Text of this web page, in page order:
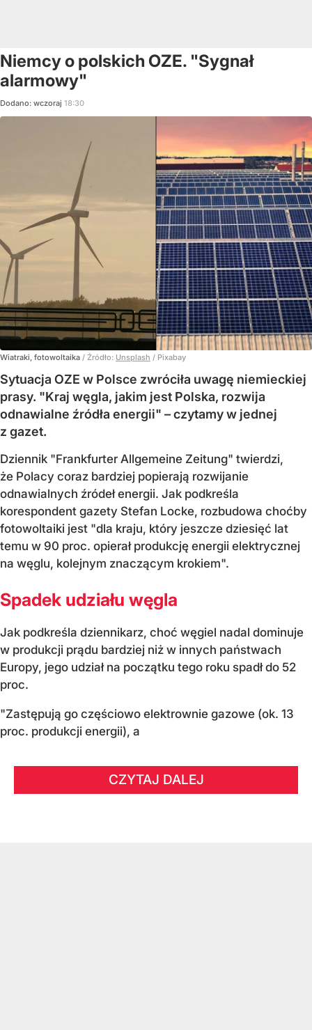
Niemcy o polskich OZE. "Sygnał
alarmowy"
Dodano: wczoraj 18:30
Wiatraki, fotowoltaika / Źródło: Unsplash / Pixabay
Sytuacja OZE w Polsce zwróciła uwagę niemieckiej
prasy. "Kraj węgla, jakim jest Polska, rozwija
odnawialne źródła energii" – czytamy w jednej
z gazet.
Dziennik "Frankfurter Allgemeine Zeitung" twierdzi,
że Polacy coraz bardziej popierają rozwijanie
odnawialnych źródeł energii. Jak podkreśla
korespondent gazety Stefan Locke, rozbudowa choćby
fotowoltaiki jest "dla kraju, który jeszcze dziesięć lat
temu w 90 proc. opierał produkcję energii elektrycznej
na węglu, kolejnym znaczącym krokiem".
Spadek udziału węgla
Jak podkreśla dziennikarz, choć węgiel nadal dominuje
w produkcji prądu bardziej niż w innych państwach
Europy, jego udział na początku tego roku spadł do 52
proc.
"Zastępują go częściowo elektrownie gazowe (ok. 13
proc. produkcji energii), a
CZYTAJ DALEJ